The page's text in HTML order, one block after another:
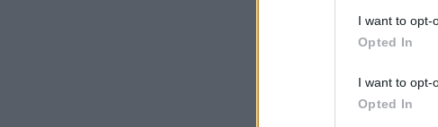
I want to opt-
Opted In
I want to opt-
Opted In